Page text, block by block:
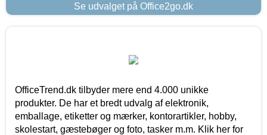
Se udvalget på Office2go.dk
OfficeTrend.dk tilbyder mere end 4.000 unikke
produkter. De har et bredt udvalg af elektronik,
emballage, etiketter og mærker, kontorartikler, hobby,
skolestart, gæstebøger og foto, tasker m.m. Klik her for